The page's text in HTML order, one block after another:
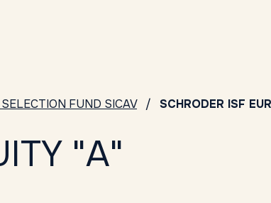
FUND SICAV SCHRODER ISF
"A"